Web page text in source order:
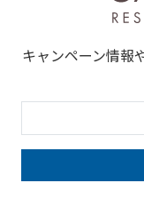
キャンペーン情報